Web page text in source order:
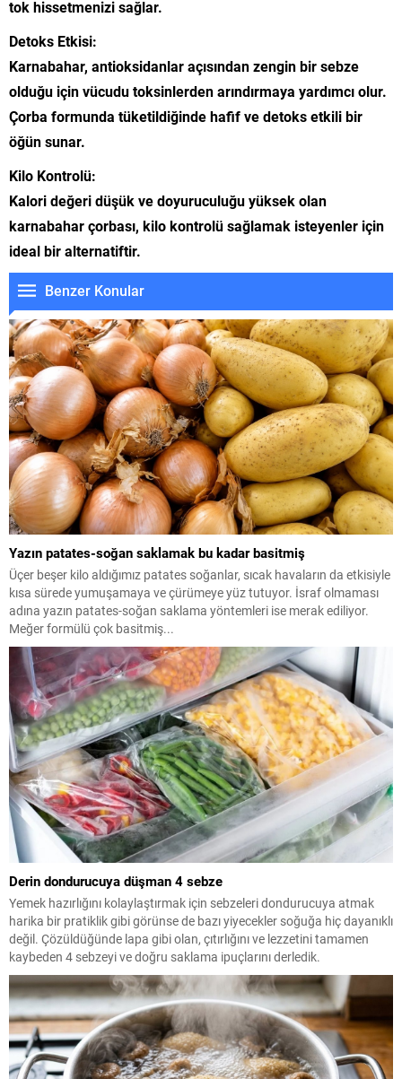
tok hissetmenizi sağlar.
Detoks Etkisi:
Karnabahar, antioksidanlar açısından zengin bir sebze
olduğu için vücudu toksinlerden arındırmaya yardımcı olur.
Çorba formunda tüketildiğinde hafif ve detoks etkili bir
öğün sunar.
Kilo Kontrolü:
Kalori değeri düşük ve doyuruculuğu yüksek olan
karnabahar çorbası, kilo kontrolü sağlamak isteyenler için
ideal bir alternatiftir.
Benzer Konular
Yazın patates-soğan saklamak bu kadar basitmiş
Üçer beşer kilo aldığımız patates soğanlar, sıcak havaların da etkisiyle
kısa sürede yumuşamaya ve çürümeye yüz tutuyor. İsraf olmaması
adına yazın patates-soğan saklama yöntemleri ise merak ediliyor.
Meğer formülü çok basitmiş...
Derin dondurucuya düşman 4 sebze
Yemek hazırlığını kolaylaştırmak için sebzeleri dondurucuya atmak
harika bir pratiklik gibi görünse de bazı yiyecekler soğuğa hiç dayanıklı
değil. Çözüldüğünde lapa gibi olan, çıtırlığını ve lezzetini tamamen
kaybeden 4 sebzeyi ve doğru saklama ipuçlarını derledik.